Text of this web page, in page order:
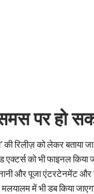
पर हो
की रिलीज़ को लेकर
एक्टर्स को भी फाइनल किया
और पूजा एंटरटेनमेंट और
में भी डब किया